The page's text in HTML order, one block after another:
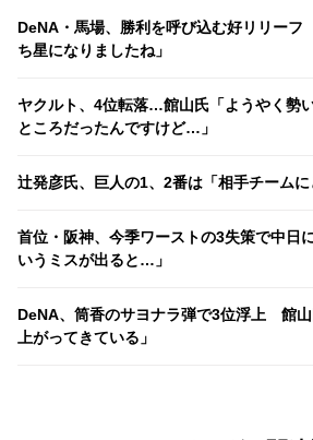
DeNA・馬場、勝利を呼び込む好リリー
ち星になりましたね」
ヤクルト、4位転落…館山氏「ようやく勢
ところだったんですけど…」
辻発彦氏、巨人の1、2番は「相手チームに
首位・阪神、今季ワーストの3失策で中日
いうミスが出ると…」
DeNA、筒香のサヨナラ弾で3位浮上 館
上がってきている」